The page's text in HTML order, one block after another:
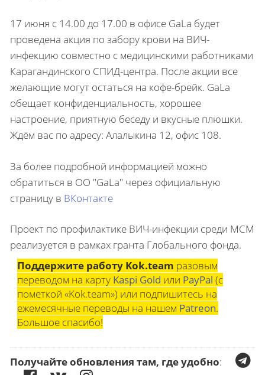
17 июня с 14.00 до 17.00 в офисе GaLa будет
проведена акция по забору крови на ВИЧ-
инфекцию совместно с медицинскими работниками
Карагандинского СПИД-центра. После акции все
желающие могут остаться на кофе-брейк. GaLa
обещает конфиденциальность, хорошее
настроение, приятную беседу и вкусные плюшки.
Ждём вас по адресу: Алалыкина 12, офис 108.
За более подробной информацией можно
обратиться в ОО "GaLa" через официальную
страницу в ВКонтакте
Проект по профилактике ВИЧ-инфекции среди МСМ
реализуется в рамках гранта Глобального фонда.
Поддержите работу Kok.team разовым
переводом на карту Kaspi Gold или PayPal (с
пометкой «Kok.team») или подпишитесь на
ежемесячные переводы на нашем Patreon.
Большое спасибо!
Получайте обновления там, где удобно: